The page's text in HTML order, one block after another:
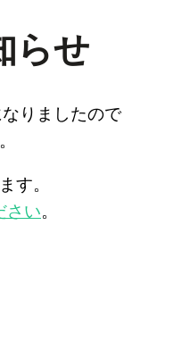
らせ
りましたので
す。
さい。